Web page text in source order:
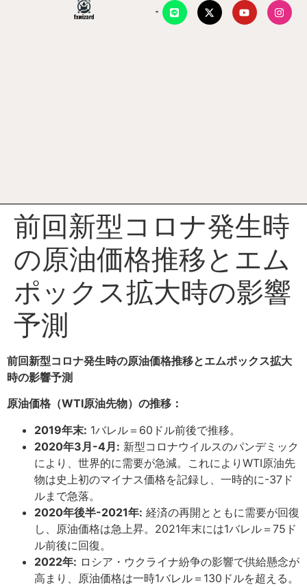
前回新型コロナ発生時
の原油価格推移とエム
ポックス拡大時の影響
予測
前回新型コロナ発生時の原油価格推移とエムポックス拡大
時の影響予測
原油価格（WTI原油先物）の推移：
2019年末: 1バレル＝60ドル前後で推移。
2020年3月-4月: 新型コロナウイルスのパンデミック
により、世界的に需要が急減。これによりWTI原油先
物は史上初のマイナス価格を記録し、一時的に-37ド
ルまで急落。
2020年後半-2021年: 経済の再開とともに需要が回復
し、原油価格は急上昇。2021年末には1バレル＝75ド
ル前後に回復。
2022年: ロシア・ウクライナ紛争の影響で供給懸念が
高まり、原油価格は一時1バレル＝130ドルを超える。